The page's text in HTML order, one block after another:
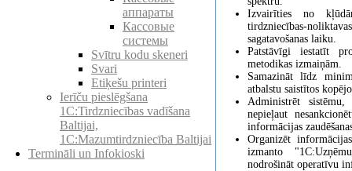
аппараты
Кассовые
системы
Svītru kodu skeneri
Svari
Etiķešu printeri
Ierīču pieslēgšana
1C:Tirdzniecības vadīšana
Baltijai,
1C:Mazumtirdzniecība Baltijai
Termināli un Infokioski
Izvairīties no
tirdzniecības-
sagatavošanas laiku.
Patstāvīgi iestatīt
metodikas izmaiņām.
Samazināt līdz
atbalstu saistītos
Administrēt
nepieļaut
informācijas
Organizēt
izmanto
nodrošināt operatīvu